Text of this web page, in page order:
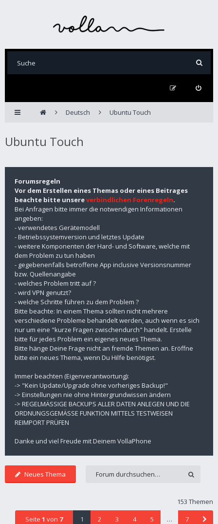
Deutsch Ubuntu Touch
Ubuntu Touch
Forumsregeln
Vor dem Erstellen eines Themas oder eines Beitrages
beachte bitte unsereverbindlichen Forenregeln.
Bei Anfragen bitte immer die notwendigen Informationen
angeben:
- verwendetes Gerätemodell
- Betriebssystemversion und letztes Update
- weitere Komponenten der Hard- und Software, welche mit
dem Problem zu tun haben
- gegebenenfalls betroffene App inclusive Versionsnummer
bzw. Quellenangabe
- welches Problem tritt auf ?
- wird VPN genutzt?
- welche Schritte führen zu dem Problem ?
Bitte beachte: In einem Thema sollten nicht mehrere
verschiedene Probleme behandelt werden, auch wenn es sich
nur um eine "kurze Fragen zwischendurch" handelt. Erstelle
bitte für jedes Problem ein eigenes neues Thema.
Bitte hänge Deine Frage nicht an fremde Themen an. Eröffne
bitte ein neues Thema, wenn Du Hilfe benötigst.
Immer beachten (Eigenverantwortung):
-> "Kein Update/Upgrade ohne vorheriges Backup!"
-> Einstellungen nie ohne Hintergrundwissen ändern
-> REGELMÄSSIGE BACKUPS ALLER DATEN ANLEGEN UND DIE
ORDNUNGSGEMÄSSE FUNKTION MITTELS TESTWEISEN
REIMPORT PRÜFEN
Danke und viel Freude mit Deinem VollaPhone
Neues Thema
153 Themen
Seite 1 von 7 1 2 3 4 5 … 7